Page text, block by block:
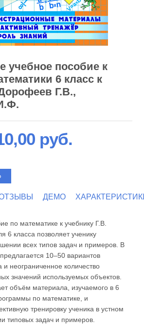
учебное пособие к
6 класс к
Г.В.,
руб.
ДЕМО
по математике к учебнику Г.В.
6 класса позволяет ученику
всех типов задач и примеров. В
10–50 вариантов
и неограниченное количество
значений используемых объектов.
объём материала, изучаемого в 6
по математике, и
тренировку ученика в устном
типовых задач и примеров.